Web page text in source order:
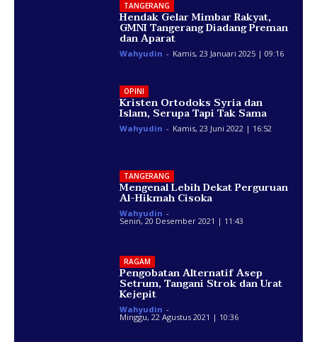
TANGERANG
Hendak Gelar Mimbar Rakyat,
GMNI Tangerang Diadang Preman
dan Aparat
Wahyudin - Kamis, 23 Januari 2025 | 09:16
OPINI
Kristen Ortodoks Syria dan
Islam, Serupa Tapi Tak Sama
Wahyudin - Kamis, 23 Juni 2022 | 16:52
TANGERANG
Mengenal Lebih Dekat Perguruan
Al-Hikmah Cisoka
Wahyudin -
Senin, 20 Desember 2021 | 11:43
RAGAM
Pengobatan Alternatif Asep
Setrum, Tangani Strok dan Urat
Kejepit
Wahyudin -
Minggu, 22 Agustus 2021 | 10:36